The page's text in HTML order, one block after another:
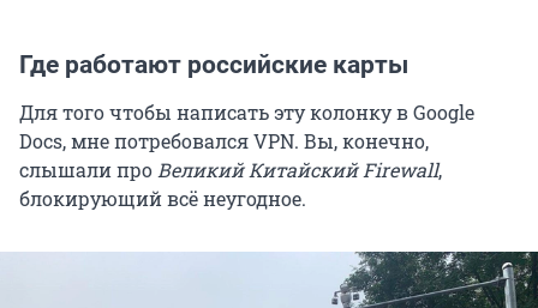
Где работают российские карты
Для того чтобы написать эту колонку в Google
Docs, мне потребовался VPN. Вы, конечно,
слышали про Великий Китайский Firewall,
блокирующий всё неугодное.